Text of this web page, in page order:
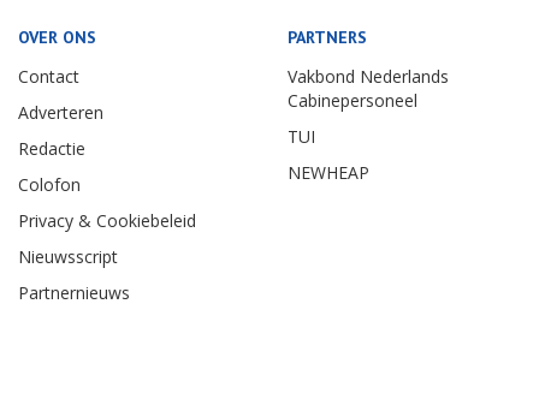
OVER ONS
Contact
Adverteren
Redactie
Colofon
Privacy & Cookiebeleid
Nieuwsscript
Partnernieuws
PARTNERS
Vakbond Nederlands
Cabinepersoneel
TUI
NEWHEAP